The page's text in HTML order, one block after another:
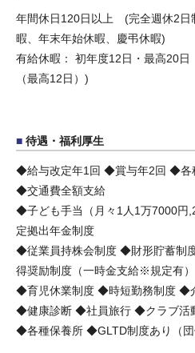
年間休日120日以上 (完全週休2日
暇、年末年始休暇、慶弔休暇)
有給休暇： 初年度12日・最高20
（最高12日）)
待遇・福利厚生
◆給与改定年1回 ◆賞与年2回 ◆各
◆交通費全額支給
◆子ども手当（月々1人1万7000円
定拠出年金制度
◆従業員持株会制度 ◆財形貯蓄制
得奨励制度（一時金支給※規定有）
◆育児休業制度 ◆時短勤務制度 ◆
◆健康診断 ◆社員旅行 ◆クラブ活
◆各種保養所 ◆GLTD制度あり（団